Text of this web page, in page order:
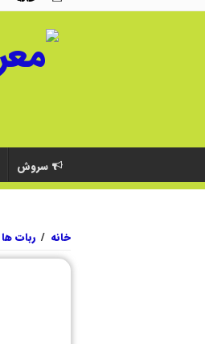
سروش
خانه / ربات ها